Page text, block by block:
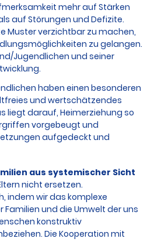
mehr auf Stärken
auf Störungen und Defizite.
Muster verzichtbar zu machen,
zu gelangen.
Jugendlichen und seiner
haben einen besonderen
und wertschätzendes
liegt darauf, Heimerziehung so
vorgebeugt und
aufgedeckt und
aus systemischer Sicht
nicht ersetzen.
indem wir das komplexe
und die Umwelt der uns
konstruktiv
Die Kooperation mit